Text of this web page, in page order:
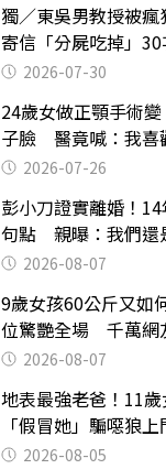
獨／東吳男教授被
寄信「分屍吃掉」
關 2026-07-30
24歲女做正顎手術
子臉 醫竟喊：我喜
2026-07-26
彭小刀證實離婚！
句點 親曝：我們還
2026-08-07
9歲女孩60公斤又如
位驚艷全場 千萬網
2026-08-07
地表最強老爸！11
「假冒她」騙噁狼
2026-08-05